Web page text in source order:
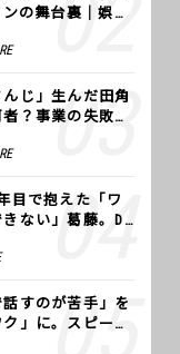
の舞台裏｜娯楽
んじ」生んだ田角
者？事業の失敗
目で抱えた「ワ
ない」葛藤。De
の生きる道
話すのが苦手」を
ク」に。スピーチ